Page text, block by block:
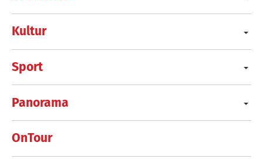
Kultur
Sport
Panorama
OnTour